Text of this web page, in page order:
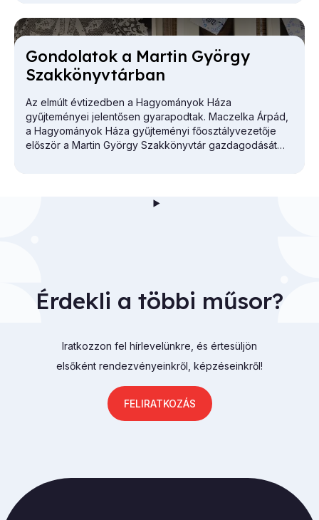
Gon­do­la­tok a Mar­tin György
Szak­könyv­tár­ban
Az elmúlt évtizedben a Hagyományok Háza
gyűjteményei jelentősen gyarapodtak. Maczelka Árpád,
a Hagyományok Háza gyűjteményi főosztályvezetője
először a Martin György Szakkönyvtár gazdagodását
Érdekli a többi műsor?
Iratkozzon fel hírlevelünkre, és értesüljön
elsőként rendezvényeinkről, képzéseinkről!
FELIRATKOZÁS